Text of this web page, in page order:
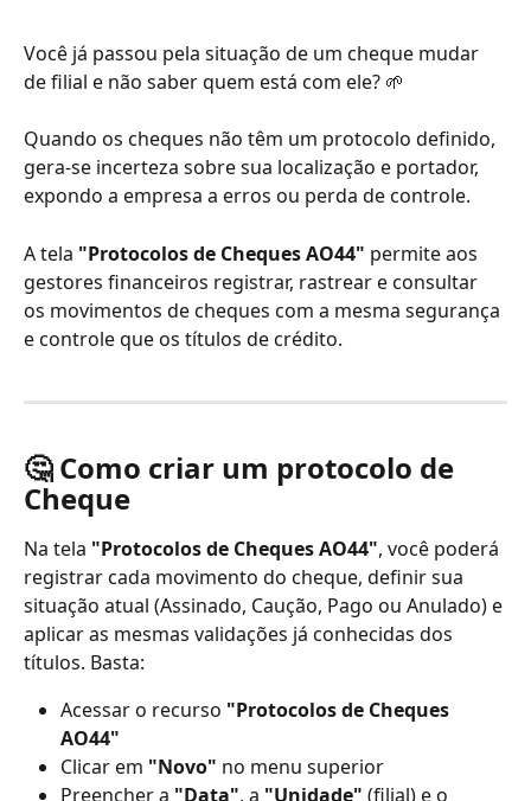
Você já passou pela situação de um cheque mudar
de filial e não saber quem está com ele? 🌱
Quando os cheques não têm um protocolo definido,
gera-se incerteza sobre sua localização e portador,
expondo a empresa a erros ou perda de controle.
A tela "Protocolos de Cheques AO44" permite aos
gestores financeiros registrar, rastrear e consultar
os movimentos de cheques com a mesma segurança
e controle que os títulos de crédito.
🤔 Como criar um protocolo de
Cheque
Na tela "Protocolos de Cheques AO44", você poderá
registrar cada movimento do cheque, definir sua
situação atual (Assinado, Caução, Pago ou Anulado) e
aplicar as mesmas validações já conhecidas dos
títulos. Basta:
Acessar o recurso "Protocolos de Cheques
AO44"
Clicar em "Novo" no menu superior
Preencher a "Data", a "Unidade" (filial) e o